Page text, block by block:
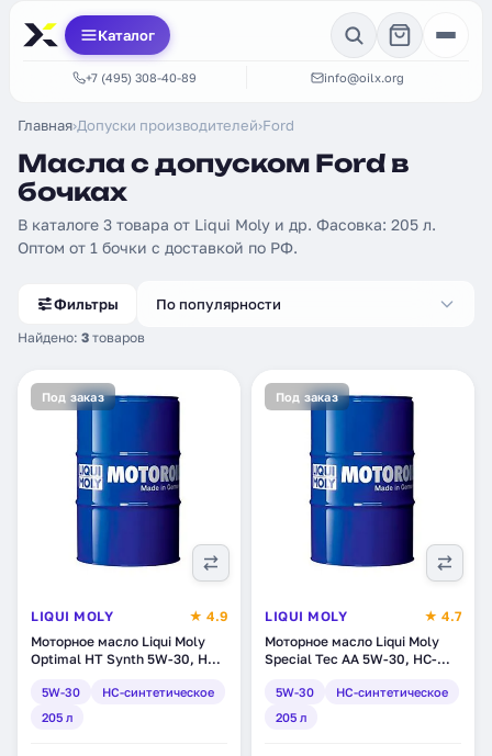
Каталог
+7 (495) 308-40-89 info@oilx.org
Главная›Допуски производителей›Ford
Масла с допуском Ford в
бочках
В каталоге 3 товара от Liqui Moly и др. Фасовка: 205 л.
Оптом от 1 бочки с доставкой по РФ.
Фильтры
Найдено: 3 товаров
По популярности
Под заказ
LIQUI MOLY
★ 4.9
Моторное масло Liqui Moly
Optimal HT Synth 5W-30, HC-
5W-30
HC-синтетическое
205 л
Под заказ
LIQUI MOLY
★ 4.7
Моторное масло Liqui Moly
Special Tec AA 5W-30, HC-
5W-30
HC-синтетическое
205 л